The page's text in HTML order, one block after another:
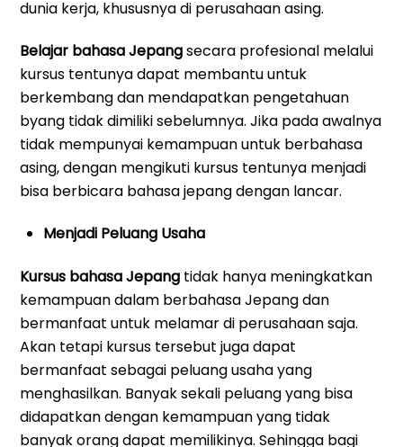
dunia kerja, khususnya di perusahaan asing.
Belajar bahasa Jepangsecara profesional melalui
kursus tentunya dapat membantu untuk
berkembang dan mendapatkan pengetahuan
byang tidak dimiliki sebelumnya. Jika pada awalnya
tidak mempunyai kemampuan untuk berbahasa
asing, dengan mengikuti kursus tentunya menjadi
bisa berbicara bahasa jepang dengan lancar.
Menjadi Peluang Usaha
Kursus bahasa Jepang tidak hanya meningkatkan
kemampuan dalam berbahasa Jepang dan
bermanfaat untuk melamar di perusahaan saja.
Akan tetapi kursus tersebut juga dapat
bermanfaat sebagai peluang usaha yang
menghasilkan. Banyak sekali peluang yang bisa
didapatkan dengan kemampuan yang tidak
banyak orang dapat memilikinya. Sehingga bagi